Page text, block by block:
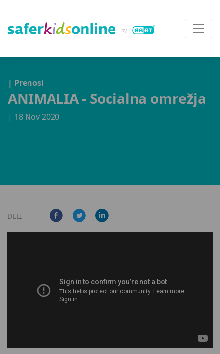
| Prenosi
ANIMALIA - Socialna omrežja
| 18 Nov 2020
DELI